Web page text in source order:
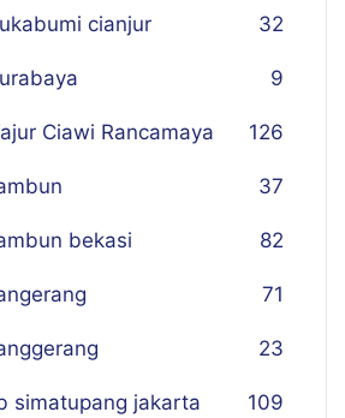
cianjur 32
9
Ciawi Rancamaya 126
37
bekasi 82
71
23
simatupang jakarta 109